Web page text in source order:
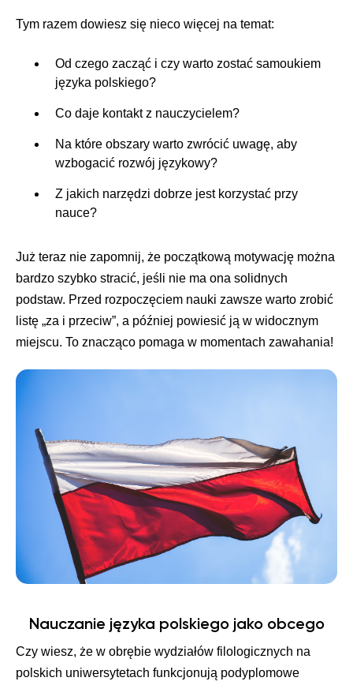
Tym razem dowiesz się nieco więcej na temat:
Od czego zacząć i czy warto zostać samoukiem
języka polskiego?
Co daje kontakt z nauczycielem?
Na które obszary warto zwrócić uwagę, aby
wzbogacić rozwój językowy?
Z jakich narzędzi dobrze jest korzystać przy
nauce?
Już teraz nie zapomnij, że początkową motywację można
bardzo szybko stracić, jeśli nie ma ona solidnych
podstaw. Przed rozpoczęciem nauki zawsze warto zrobić
listę „za i przeciw”, a później powiesić ją w widocznym
miejscu. To znacząco pomaga w momentach zawahania!
Nauczanie języka polskiego jako obcego
Czy wiesz, że w obrębie wydziałów filologicznych na
polskich uniwersytetach funkcjonują podyplomowe